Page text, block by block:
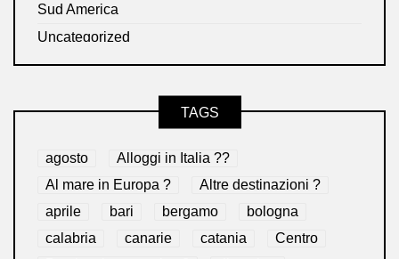
Sud America
Uncategorized
TAGS
agosto
Alloggi in Italia ??
Al mare in Europa ?️
Altre destinazioni ?
aprile
bari bergamo
bologna
calabria
canarie catania
Centro